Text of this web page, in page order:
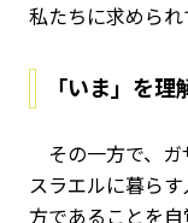
私たちに求められ
「いま」を
その一方で、ガ
スラエルに暮らす
方であることを自